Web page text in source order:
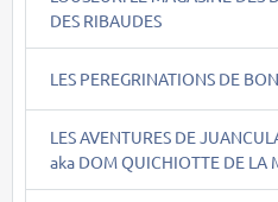
DES RIBAUDES
LES PEREGRINATIONS DE
LES AVENTURES DE
aka DOM QUICHIOTTE DE LA